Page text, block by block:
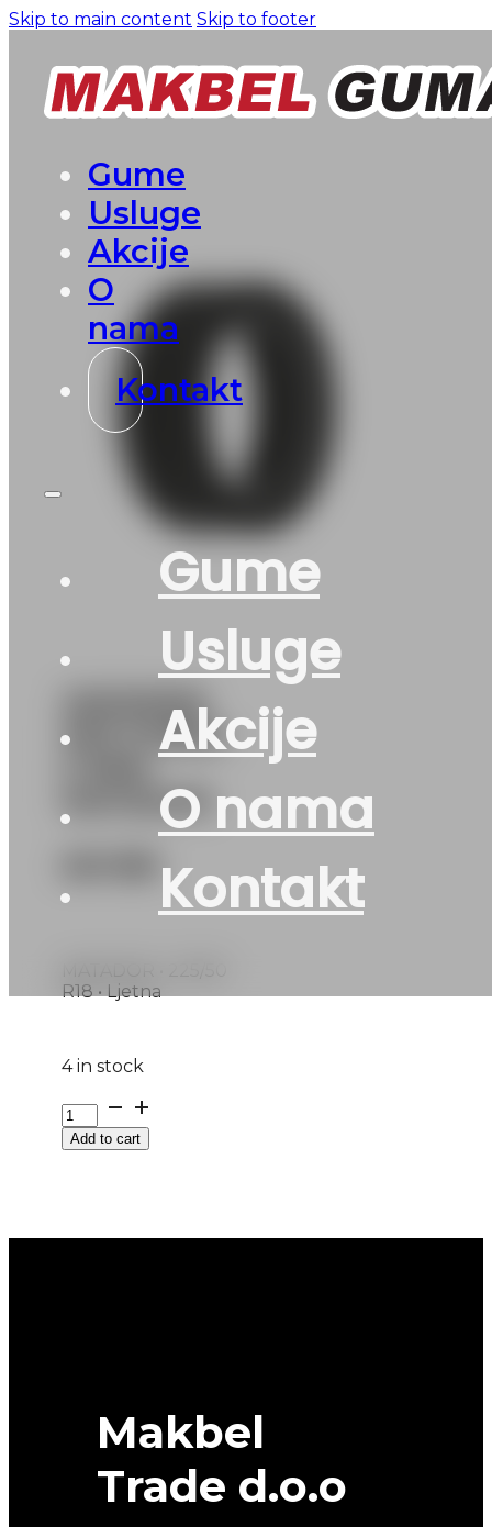
Skip to main content Skip to footer
Gume
Usluge
Akcije
O
nama
Kontakt
Gume
Usluge
Akcije
O nama
Kontakt
225/50R18
HECTORRA-
MATADOR
R18 • Ljetna
4 in stock
225/50R18
HECTORRA-
5Add to cart
Makbel
Trade d.o.o